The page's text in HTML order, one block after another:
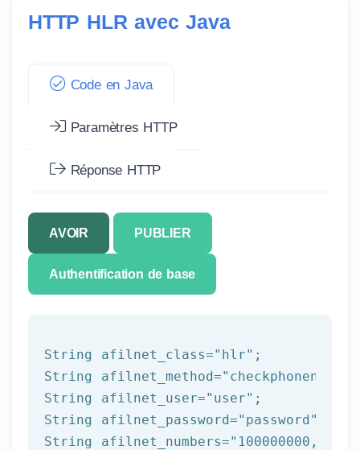
HTTP HLR avec Java
Code en Java
Paramètres HTTP
Réponse HTTP
AVOIR PUBLIER
Authentification de base
String afilnet_class="hlr" ;
String afilnet_method=
String afilnet_user="user" ;
String afilnet_password="password"
String afilnet_numbers=